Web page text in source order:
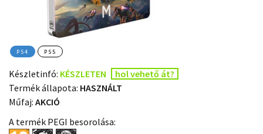
PS4 PS5
Készletinfó: KÉSZLETEN
hol vehető át?
Termék állapota: HASZNÁLT
Műfaj: AKCIÓ
A termék PEGI besorolása: